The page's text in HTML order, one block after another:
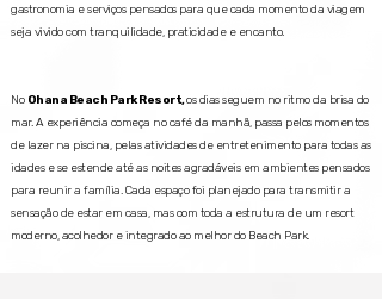
gastronomia e serviços pensados para que cada momento da viagem
seja vivido com tranquilidade, praticidade e encanto.
No Ohana Beach Park Resort,os dias seguem no ritmo da brisa do
mar. A experiência começa no café da manhã, passa pelos momentos
de lazer na piscina, pelas atividades de entretenimento para todas as
idades e se estende até as noites agradáveis em ambientes pensados
para reunir a família. Cada espaço foi planejado para transmitir a
sensação de estar em casa, mas com toda a estrutura de um resort
moderno, acolhedor e integrado ao melhor do Beach Park.